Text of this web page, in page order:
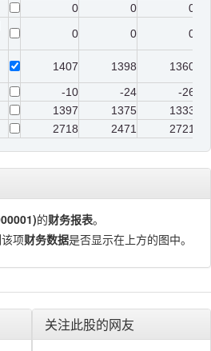
0 0
0
0 0
0
1407 1398
1360
-10 -24
-26
1397 1375
1333
2718 2471 2721
的财务报表。
项财务数据是否显示在上方的图中。
关注此股的网友